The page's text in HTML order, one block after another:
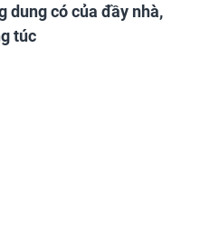
dung có của đầy nhà,
túc